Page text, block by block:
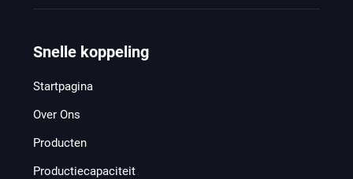
Snelle koppeling
Startpagina
Over Ons
Producten
Productiecapaciteit